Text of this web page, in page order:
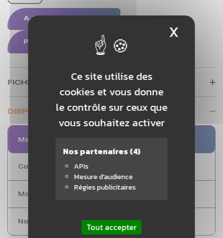
Ce site utilise des
cookies et vous donne
le contrôle sur ceux que
vous souhaitez activer
Nos partenaires(4)
APIs
Mesure d'audience
Régies publicitaires
Tout accepter
X
AJOUTER AU PANIER
PERSONNALISATION
FICHE TECHNIQUE
DISPONIBILITÉ EN MAGASIN
Magasin
Caen
Montpellier
Nantes 1